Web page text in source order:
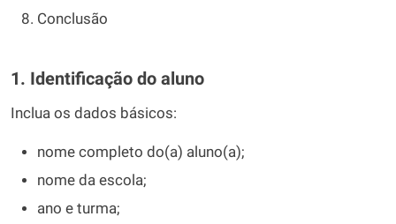
Conclusão
1. Identificação do aluno
Inclua os dados básicos:
nome completo do(a) aluno(a);
nome da escola;
ano e turma;